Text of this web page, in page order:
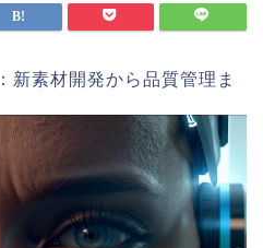
新素材開発から品質管理ま